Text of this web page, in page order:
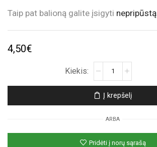
Taip pat balioną galite įsigyti nepripūstą
4,50€
produkto
Apvalus
violetinis
helio
balionas
Į krepšelį
ARBA
Pridėti į norų sąrašą